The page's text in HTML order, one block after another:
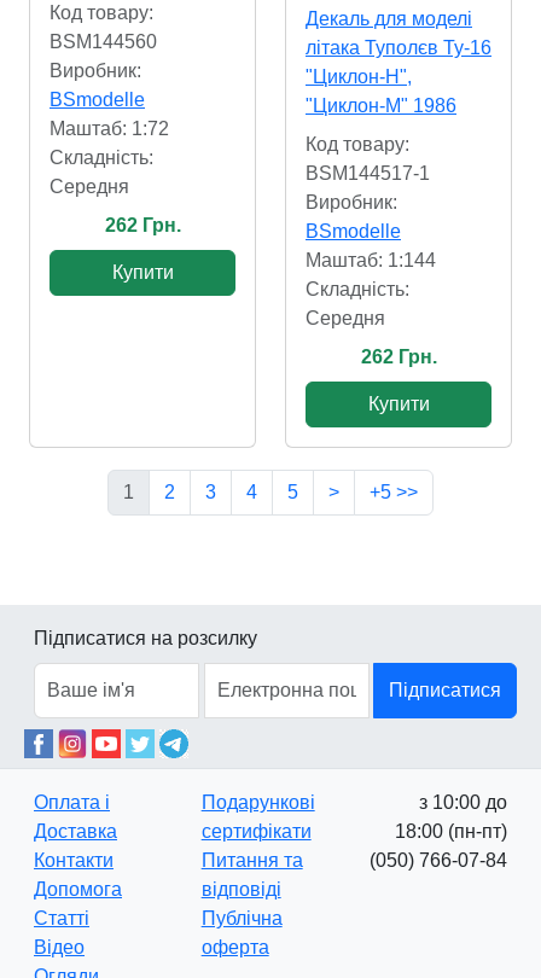
Код товару:
BSM144560
Виробник:
BSmodelle
Маштаб: 1:72
Складність:
Cередня
262 Грн.
Купити
Декаль для моделі
літака Туполєв Ту-16
"Циклон-Н",
"Циклон-М" 1986
Код товару:
BSM144517-1
Виробник:
BSmodelle
Маштаб: 1:144
Складність:
Cередня
262 Грн.
Купити
1 2 3 4 5 > +5 >>
Підписатися на розсилку
Підписатися
Оплата і
Доставка
Контакти
Допомога
Статті
Відео
Подарункові
сертифікати
Питання та
відповіді
Публічна
оферта
з 10:00 до
18:00 (пн-пт)
(050) 766-07-84